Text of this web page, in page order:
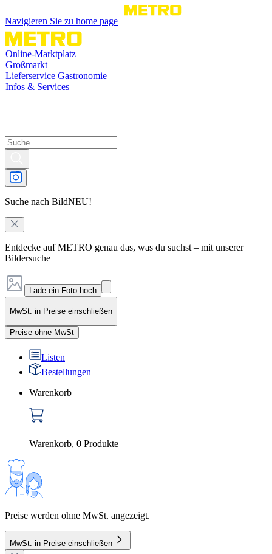
Navigieren Sie zu home page
Online-Marktplatz
Großmarkt
Lieferservice Gastronomie
Infos & Services
Suche nach BildNEU!
Entdecke auf METRO genau das, was du suchst – mit unserer
Bildersuche
Lade ein Foto hoch
MwSt. in Preise einschließen
Preise ohne MwSt
Listen
Bestellungen
Warenkorb
Warenkorb, 0 Produkte
Preise werden ohne MwSt. angezeigt.
MwSt. in Preise einschließen